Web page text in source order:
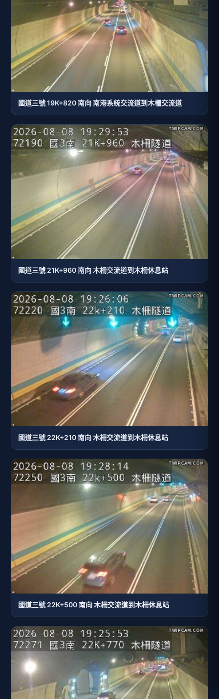
國道三號 19K+820 南向 南港系統交流道到木柵交流道
國道三號 21K+960 南向 木柵交流道到木柵休息站
國道三號 22K+210 南向 木柵交流道到木柵休息站
國道三號 22K+500 南向 木柵交流道到木柵休息站